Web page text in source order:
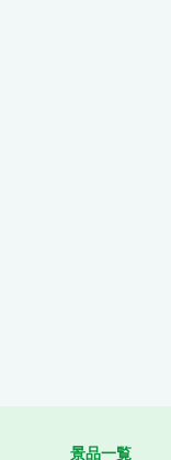
景品一覧